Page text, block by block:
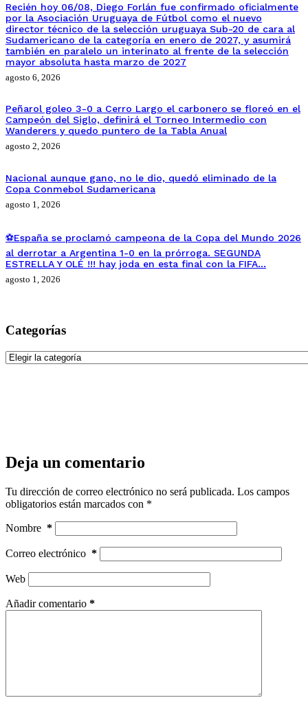
Recién hoy 06/08, Diego Forlán fue confirmado oficialmente
por la Asociación Uruguaya de Fútbol como el nuevo
director técnico de la selección uruguaya Sub-20 de cara al
Sudamericano de la categoría en enero de 2027, y asumirá
también en paralelo un interinato al frente de la selección
mayor absoluta hasta marzo de 2027
agosto 6, 2026
Peñarol goleo 3-0 a Cerro Largo el carbonero se floreó en el
Campeón del Siglo, definirá el Torneo Intermedio con
Wanderers y quedo puntero de la Tabla Anual
agosto 2, 2026
Nacional aunque gano, no le dio, quedó eliminado de la
Copa Conmebol Sudamericana
agosto 1, 2026
⚽España se proclamó campeona de la Copa del Mundo 2026
al derrotar a Argentina 1-0 en la prórroga. SEGUNDA
ESTRELLA Y OLÉ !!! hay joda en esta final con la FIFA…
agosto 1, 2026
Categorías
Categorías
Deja un comentario
Tu dirección de correo electrónico no será publicada. Los campos
obligatorios están marcados con *
Nombre *
Correo electrónico *
Web
Añadir comentario *